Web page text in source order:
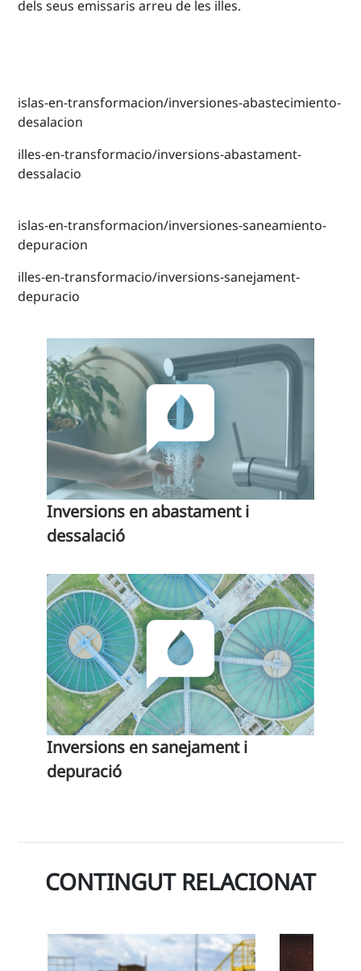
dels seus emissaris arreu de les illes.
islas-en-transformacion/inversiones-abastecimiento-
desalacion
illes-en-transformacio/inversions-abastament-
dessalacio
islas-en-transformacion/inversiones-saneamiento-
depuracion
illes-en-transformacio/inversions-sanejament-
depuracio
Inversions en abastament i
dessalació
Inversions en sanejament i
depuració
CONTINGUT RELACIONAT